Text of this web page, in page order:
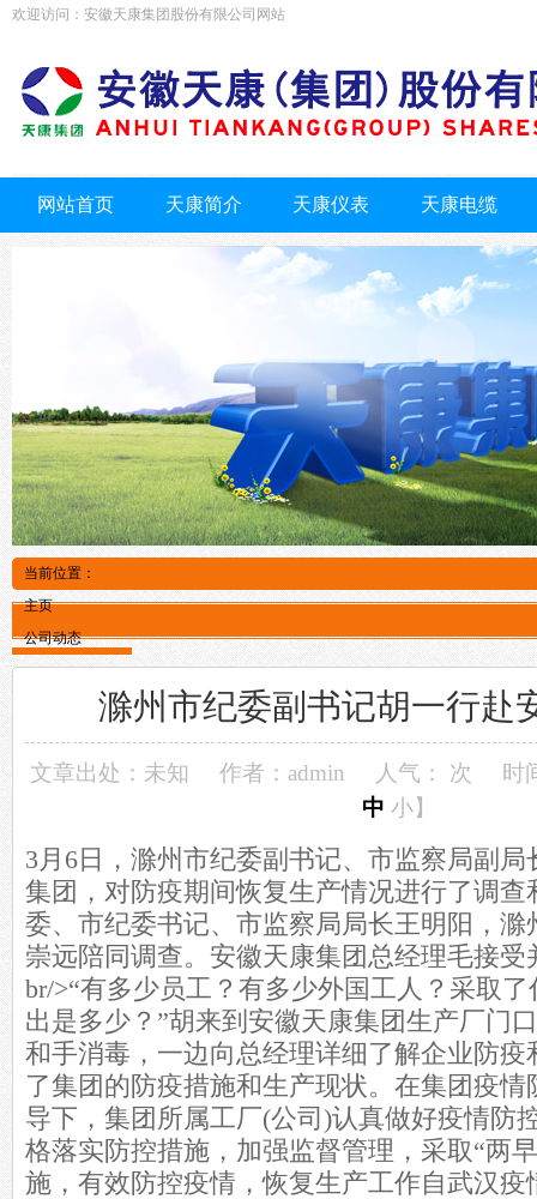
欢迎访问：安徽天康集团股份有限公司网站
网站首页 天康简介 天康仪表 天康电缆
当前位置：
主页
公司动态
滁州市纪委副书记胡一行赴
文章出处：未知 作者：admin 人气： 次
时
中 小】
3月6日，滁州市纪委副书记、市监察局副
集团，对防疫期间恢复生产情况进行了调查
委、市纪委书记、市监察局局长王明阳，
崇远陪同调查。安徽天康集团总经理毛接
br/>“有多少员工？有多少外国工人？采取
出是多少？”胡来到安徽天康集团生产厂门
和手消毒，一边向总经理详细了解企业防
了集团的防疫措施和生产现状。在集团疫
导下，集团所属工厂(公司)认真做好疫情防
格落实防控措施，加强监督管理，采取“两
施，有效防控疫情，恢复生产工作自武汉